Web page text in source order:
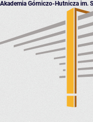
Akademia Górniczo-Hutnicza im.